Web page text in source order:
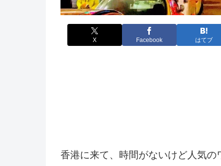
X Facebook はてブ
香港に来て、時間がないけど人気